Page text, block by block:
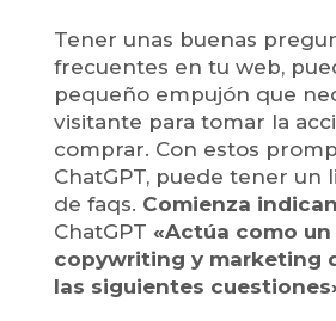
Tener unas buenas
frecuentes en tu web,
pequeño empujón que
visitante para tomar la
comprar. Con estos
ChatGPT, puede tener un
de faqs. Comienza
ChatGPT «Actúa como
copywriting y marketing
las siguientes